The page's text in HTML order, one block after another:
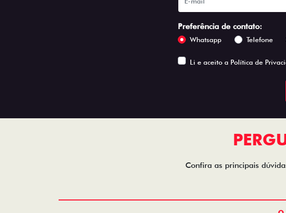
Preferência de contato:
Whatsapp Telefone
Li e aceito a Política de
Confira as principais